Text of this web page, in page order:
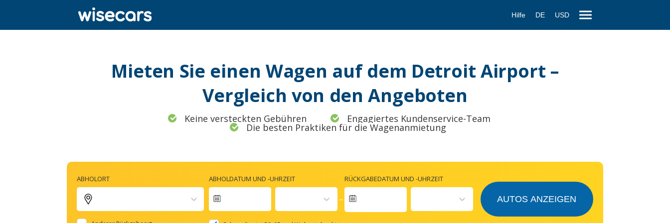
Hilfe DE USD
Mieten Sie einen Wagen auf dem Detroit Airport –
Vergleich von den Angeboten
Keine versteckten Gebühren Engagiertes Kundenservice-Team
Die besten Praktiken für die Wagenanmietung
ABHOLORT ABHOLDATUM UND -UHRZEIT RÜCKGABEDATUM UND -UHRZEIT
AUTOS ANZEIGEN